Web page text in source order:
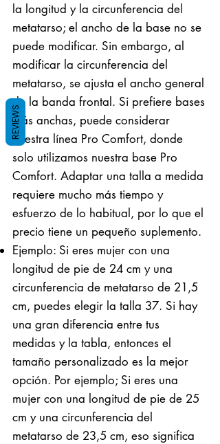
la longitud y la circunferencia del
metatarso; el ancho de la base no se
puede modificar. Sin embargo, al
modificar la circunferencia del
metatarso, se ajusta el ancho general
de la banda frontal. Si prefiere bases
más anchas, puede considerar
nuestra línea Pro Comfort, donde
solo utilizamos nuestra base Pro
Comfort. Adaptar una talla a medida
requiere mucho más tiempo y
esfuerzo de lo habitual, por lo que el
precio tiene un pequeño suplemento.
Ejemplo: Si eres mujer con una
longitud de pie de 24 cm y una
circunferencia de metatarso de 21,5
cm, puedes elegir la talla 37. Si hay
una gran diferencia entre tus
medidas y la tabla, entonces el
tamaño personalizado es la mejor
opción. Por ejemplo; Si eres una
mujer con una longitud de pie de 25
cm y una circunferencia del
metatarso de 23,5 cm, eso significa
REVIEWS